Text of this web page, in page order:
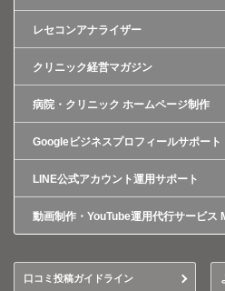
レセコンアナライザー
クリニック経営マガジン
病院・クリニック ホームページ制作
Googleビジネスプロフィールサポート
LINE公式アカウント運用サポート
動画制作・YouTube運用代行サービス
口コミ投稿ガイドライン